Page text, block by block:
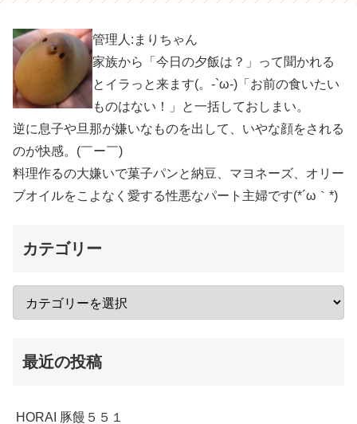
管理人:まりちゃん
家族から「今日の夕飯は？」って聞かれる
とイラっと来ます(。-`ω-)「お前の食いたい
ものはない！」と一括しておしまい。
逆に息子や旦那が嫌いなものを出して、いやな顔をされる
のが快感。(￣ー￣)
料理作るの大嫌いで菓子パンと納豆、マヨネーズ、オリー
ブオイルをこよなく愛する性悪なパート主婦です(*´ω｀*)
カテゴリー
最近の投稿
HORAI 豚饅５５１